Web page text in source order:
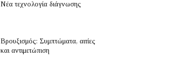
Νέα τεχνολογία διάγνωσης
Βρουξισμός: Συμπτώματα, αιτίες
και αντιμετώπιση